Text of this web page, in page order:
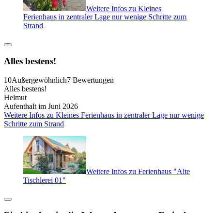
Weitere Infos zu Kleines
Ferienhaus in zentraler Lage nur wenige Schritte zum
Strand
Alles bestens!
10Außergewöhnlich7 Bewertungen
Alles bestens!
Helmut
Aufenthalt im Juni 2026
Weitere Infos zu Kleines Ferienhaus in zentraler Lage nur wenige
Schritte zum Strand
Weitere Infos zu Ferienhaus "Alte
Tischlerei 01"